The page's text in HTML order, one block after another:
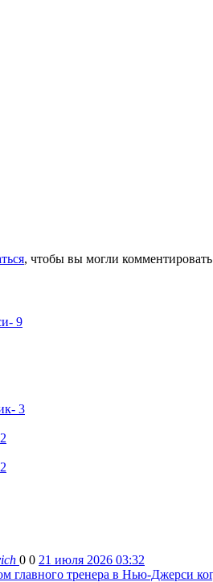
, чтобы вы могли комментировать
- 9
- 3
0 0 21 июля 2026 03:32
тренера в Нью-Джерси